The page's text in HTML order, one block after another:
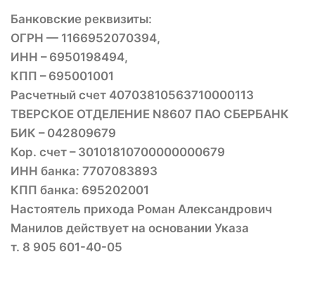
Банковские реквизиты:
ОГРН — 1166952070394,
ИНН – 6950198494,
КПП – 695001001
Расчетный счет 40703810563710000113
ТВЕРСКОЕ ОТДЕЛЕНИЕ N8607 ПАО СБЕРБАНК
БИК – 042809679
Кор. счет – 30101810700000000679
ИНН банка: 7707083893
КПП банка: 695202001
Настоятель прихода Роман Александрович
Манилов действует на основании Указа
т. 8 905 601-40-05